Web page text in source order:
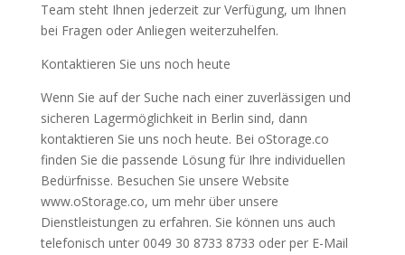
Team steht Ihnen jederzeit zur Verfügung, um Ihnen
bei Fragen oder Anliegen weiterzuhelfen.
Kontaktieren Sie uns noch heute
Wenn Sie auf der Suche nach einer zuverlässigen und
sicheren Lagermöglichkeit in Berlin sind, dann
kontaktieren Sie uns noch heute. Bei oStorage.co
finden Sie die passende Lösung für Ihre individuellen
Bedürfnisse. Besuchen Sie unsere Website
www.oStorage.co, um mehr über unsere
Dienstleistungen zu erfahren. Sie können uns auch
telefonisch unter 0049 30 8733 8733 oder per E-Mail